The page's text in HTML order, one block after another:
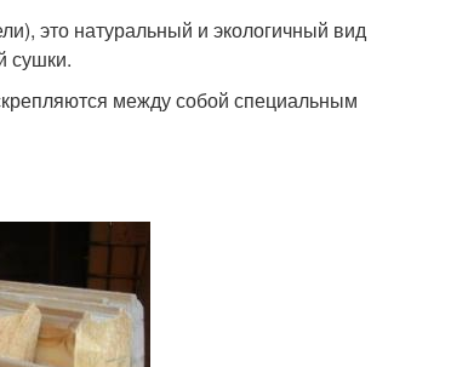
это натуральный и экологичный вид
сушки.
между собой специальным